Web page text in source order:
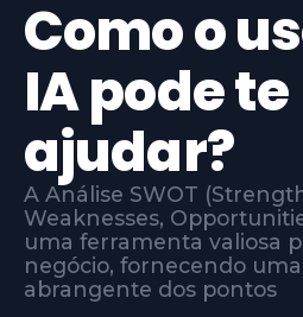
Como o
IA pode te
ajudar?
A Análise SWOT
Weaknesses,
uma ferramenta valiosa
negócio, fornecendo
abrangente dos pontos